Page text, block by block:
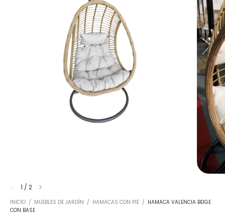
1 / 2
INICIO / MUEBLES DE JARDÍN / HAMACAS CON PIE / HAMACA VALENCIA BEIGE
CON BASE